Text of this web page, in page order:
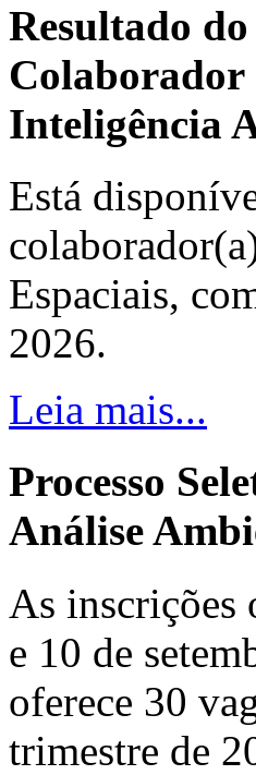
Resultado
Colaborador
Inteligência
Está
Espaciais,
2026.
Leia mais...
Processo
Análise
As inscrições
e 10 de
oferece 30
trimestre de